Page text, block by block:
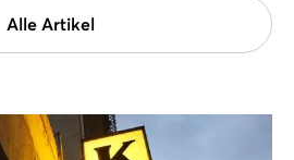
Alle Artikel